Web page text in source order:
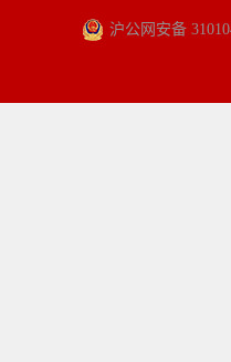
沪公网安备